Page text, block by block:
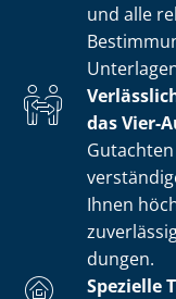
und alle
das Vier-
Ihnen
dun­gen.
Spezielle